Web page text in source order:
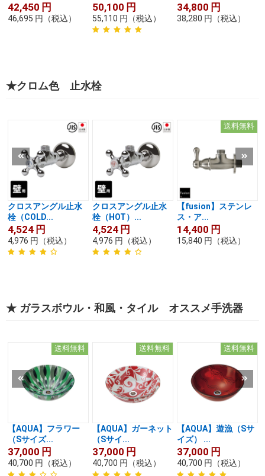
42,450 円
46,695 円 （税込）
50,100 円
55,110 円 （税込）
34,800 円
38,280 円 （税込）
★クロム色 止水栓
クロスアングル止水
栓（COLD...
4,524 円
4,976 円 （税込）
クロスアングル止水
栓（HOT）...
4,524 円
4,976 円 （税込）
送料無料
【fusion】ステンレ
ス・ア...
14,400 円
15,840 円 （税込）
★ ガラスボウル・和風・タイル オススメ手洗器
送料無料
【AQUA】フラワー
（Sサイズ...
37,000 円
40,700 円 （税込）
送料無料
【AQUA】ガーネット
（Sサイ...
37,000 円
40,700 円 （税込）
送料無料
【AQUA】遊漁（Sサ
イズ） ...
37,000 円
40,700 円 （税込）